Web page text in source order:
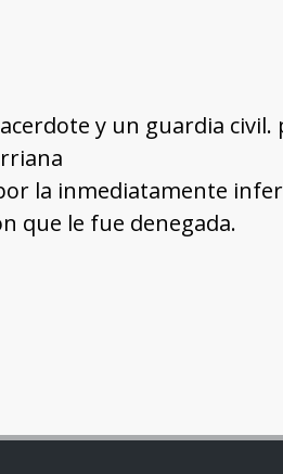
y un guardia civil.
la inmediatamente
que le fue denegada.